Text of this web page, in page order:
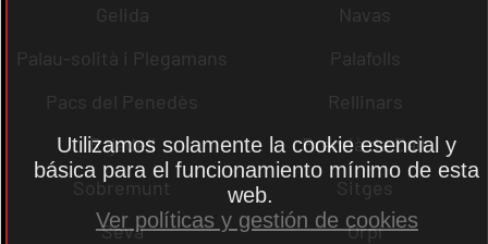
Gelida
Navas
Palau-solità i Plegamans
Palafolls
Pacs del Penedès
Rellinars
Rajadell
Premià de Dalt
Sobremunt
Sitges
Seva
Orpí
Utilizamos solamente la cookie esencial y
básica para el funcionamiento mínimo de esta
web.
Ver políticas y gestión de cookies